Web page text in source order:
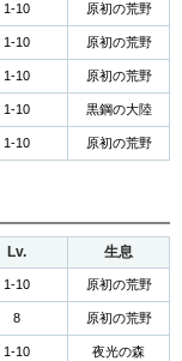
1-10 原初の荒野
1-10 原初の荒野
1-10 原初の荒野
1-10 黒鋼の大陸
1-10 原初の荒野
Lv. 生息
1-10 原初の荒野
8 原初の荒野
1-10 夜光の森